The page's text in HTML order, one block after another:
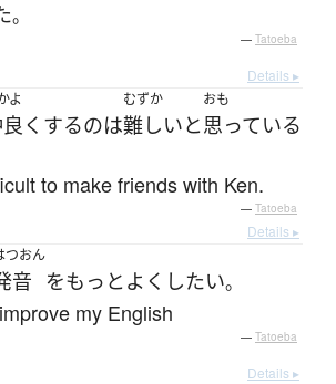
。
— Tatoeba
Details ▸
よ
く するのは
むずか
難しいと
おも
思っている
to make friends with Ken.
— Tatoeba
Details ▸
つおん
音 をもっとよくしたい。
my English
— Tatoeba
Details ▸